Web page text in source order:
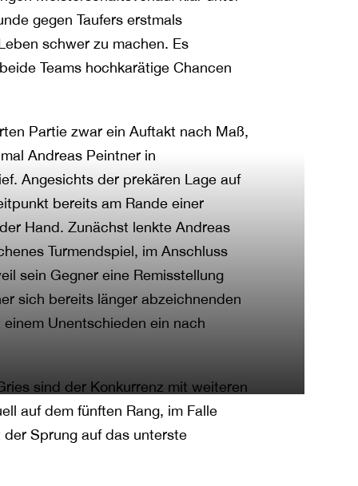
gegen Taufers erstmals
schwer zu machen. Es
Teams hochkarätige Chancen
Partie zwar ein Auftakt nach Maß,
Andreas Peintner in
Angesichts der prekären Lage auf
bereits am Rande einer
Hand. Zunächst lenkte Andreas
Turmendspiel, im Anschluss
sein Gegner eine Remisstellung
sich bereits länger abzeichnenden
Unentschieden ein nach
sind der Konkurrenz mit weiteren
auf dem fünften Rang, im Falle
Sprung auf das unterste